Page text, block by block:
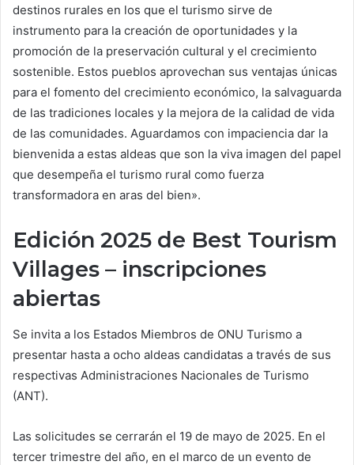
destinos rurales en los que el turismo sirve de
instrumento para la creación de oportunidades y la
promoción de la preservación cultural y el crecimiento
sostenible. Estos pueblos aprovechan sus ventajas únicas
para el fomento del crecimiento económico, la salvaguarda
de las tradiciones locales y la mejora de la calidad de vida
de las comunidades. Aguardamos con impaciencia dar la
bienvenida a estas aldeas que son la viva imagen del papel
que desempeña el turismo rural como fuerza
transformadora en aras del bien».
Edición 2025 de Best Tourism
Villages – inscripciones
abiertas
Se invita a los Estados Miembros de ONU Turismo a
presentar hasta a ocho aldeas candidatas a través de sus
respectivas Administraciones Nacionales de Turismo
(ANT).
Las solicitudes se cerrarán el 19 de mayo de 2025. En el
tercer trimestre del año, en el marco de un evento de